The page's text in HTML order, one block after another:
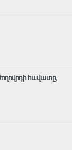
հավատը,